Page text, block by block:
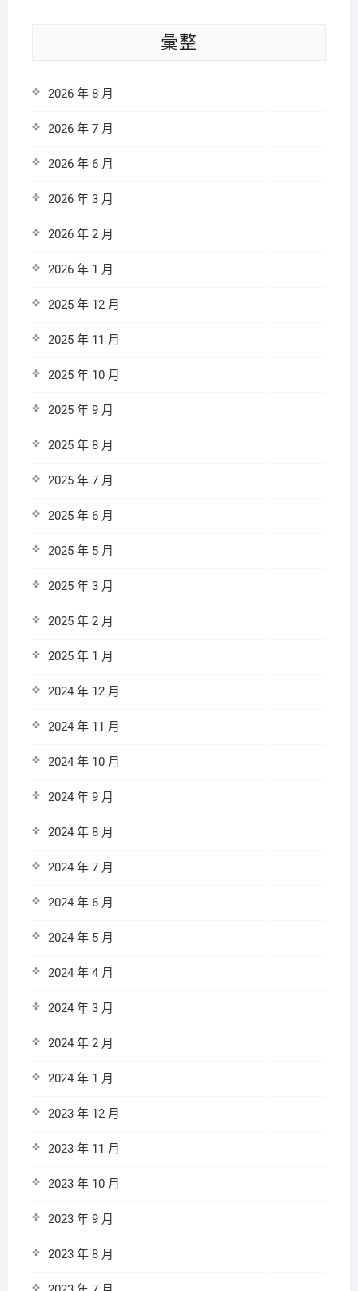
彙整
2026 年 8 月
2026 年 7 月
2026 年 6 月
2026 年 3 月
2026 年 2 月
2026 年 1 月
2025 年 12 月
2025 年 11 月
2025 年 10 月
2025 年 9 月
2025 年 8 月
2025 年 7 月
2025 年 6 月
2025 年 5 月
2025 年 3 月
2025 年 2 月
2025 年 1 月
2024 年 12 月
2024 年 11 月
2024 年 10 月
2024 年 9 月
2024 年 8 月
2024 年 7 月
2024 年 6 月
2024 年 5 月
2024 年 4 月
2024 年 3 月
2024 年 2 月
2024 年 1 月
2023 年 12 月
2023 年 11 月
2023 年 10 月
2023 年 9 月
2023 年 8 月